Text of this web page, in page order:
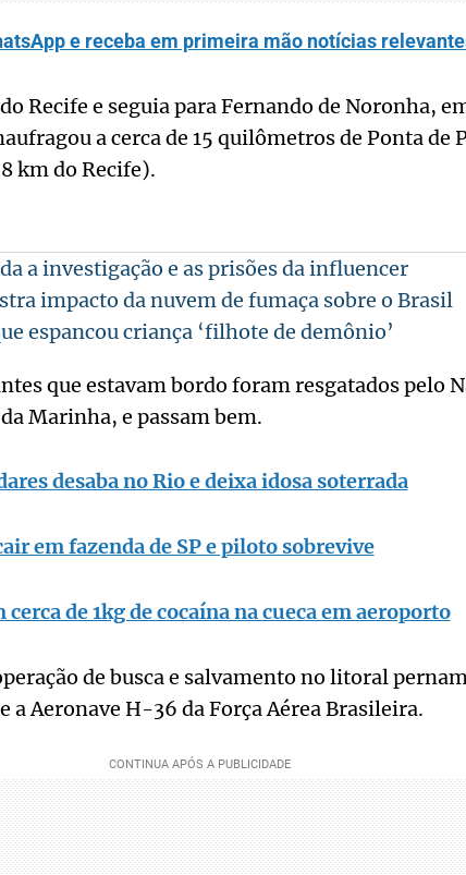
e receba em primeira mão notícias
Recife e seguia para Fernando de Noronha,
a cerca de 15 quilômetros de Ponta de
km do Recife).
a investigação e as prisões da influencer
impacto da nuvem de fumaça sobre o Brasil
espancou criança ‘filhote de demônio’
que estavam bordo foram resgatados pelo
Marinha, e passam bem.
desaba no Rio e deixa idosa soterrada
em fazenda de SP e piloto sobrevive
cerca de 1kg de cocaína na cueca em aeroporto
de busca e salvamento no litoral
a Aeronave H-36 da Força Aérea Brasileira.